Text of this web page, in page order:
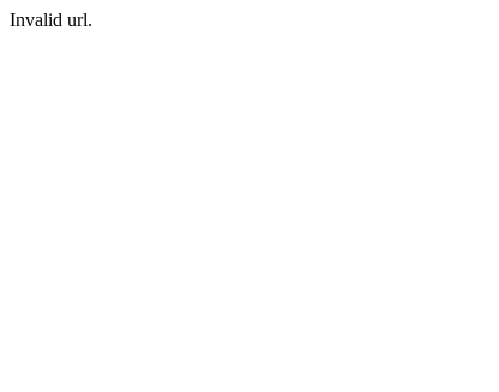
Invalid url.